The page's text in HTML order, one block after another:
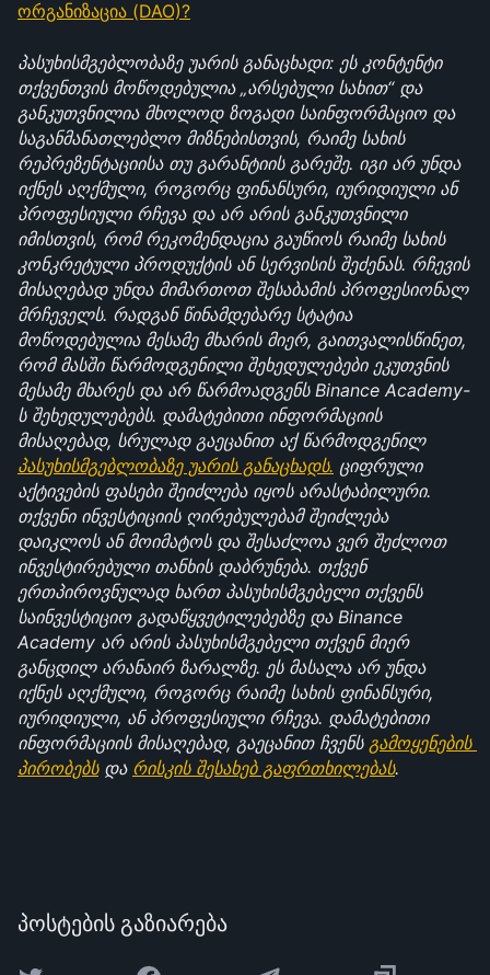
ორგანიზაცია (DAO)?
პასუხისმგებლობაზე უარის განაცხადი: ეს კონტენტი
თქვენთვის მოწოდებულია „არსებული სახით“ და
განკუთვნილია მხოლოდ ზოგადი საინფორმაციო და
საგანმანათლებლო მიზნებისთვის, რაიმე სახის
რეპრეზენტაციისა თუ გარანტიის გარეშე. იგი არ უნდა
იქნეს აღქმული, როგორც ფინანსური, იურიდიული ან
პროფესიული რჩევა და არ არის განკუთვნილი
იმისთვის, რომ რეკომენდაცია გაუწიოს რაიმე სახის
კონკრეტული პროდუქტის ან სერვისის შეძენას. რჩევის
მისაღებად უნდა მიმართოთ შესაბამის პროფესიონალ
მრჩეველს. რადგან წინამდებარე სტატია
მოწოდებულია მესამე მხარის მიერ, გაითვალისწინეთ,
რომ მასში წარმოდგენილი შეხედულებები ეკუთვნის
მესამე მხარეს და არ წარმოადგენს Binance Academy-
ს შეხედულებებს. დამატებითი ინფორმაციის
მისაღებად, სრულად გაეცანით აქ წარმოდგენილ
პასუხისმგებლობაზე უარის განაცხადს. ციფრული
აქტივების ფასები შეიძლება იყოს არასტაბილური.
თქვენი ინვესტიციის ღირებულებამ შეიძლება
დაიკლოს ან მოიმატოს და შესაძლოა ვერ შეძლოთ
ინვესტირებული თანხის დაბრუნება. თქვენ
ერთპიროვნულად ხართ პასუხისმგებელი თქვენს
საინვესტიციო გადაწყვეტილებებზე და Binance
Academy არ არის პასუხისმგებელი თქვენ მიერ
განცდილ არანაირ ზარალზე. ეს მასალა არ უნდა
იქნეს აღქმული, როგორც რაიმე სახის ფინანსური,
იურიდიული, ან პროფესიული რჩევა. დამატებითი
ინფორმაციის მისაღებად, გაეცანით ჩვენს გამოყენების
პირობებს და რისკის შესახებ გაფრთხილებას.
პოსტების გაზიარება